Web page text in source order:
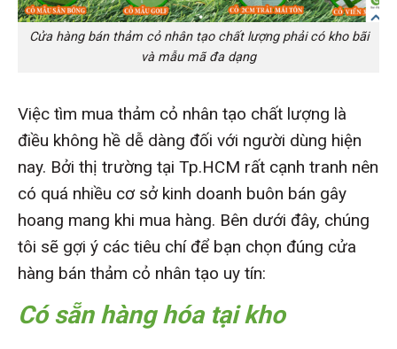
Cửa hàng bán thảm cỏ nhân tạo chất lượng phải có kho bãi
và mẫu mã đa dạng
Việc tìm mua thảm cỏ nhân tạo chất lượng là
điều không hề dễ dàng đối với người dùng hiện
nay. Bởi thị trường tại Tp.HCM rất cạnh tranh nên
có quá nhiều cơ sở kinh doanh buôn bán gây
hoang mang khi mua hàng. Bên dưới đây, chúng
tôi sẽ gợi ý các tiêu chí để bạn chọn đúng cửa
hàng bán thảm cỏ nhân tạo uy tín:
Có sẵn hàng hóa tại kho